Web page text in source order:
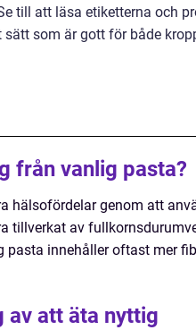
till att läsa etiketterna och
som är gott för både
från vanlig pasta?
hälsofördelar genom att
tillverkat av
pasta innehåller oftast mer
av att äta nyttig